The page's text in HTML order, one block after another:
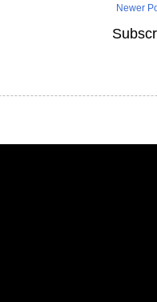
Newer